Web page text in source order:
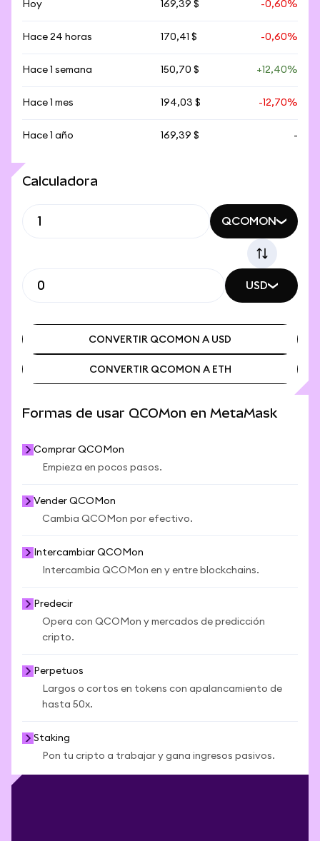
Hoy 169,39 $ -0,60%
Hace 24 horas 170,41 $ -0,60%
Hace 1 semana 150,70 $ +12,40%
Hace 1 mes 194,03 $ -12,70%
Hace 1 año 169,39 $ -
Calculadora
QCOMON
USD
CONVERTIR QCOMON A USD
CONVERTIR QCOMON A USD
CONVERTIR QCOMON A ETH
Formas de usar QCOMon en MetaMask
Comprar QCOMon
Empieza en pocos pasos.
Vender QCOMon
Cambia QCOMon por efectivo.
Intercambiar QCOMon
Intercambia QCOMon en y entre blockchains.
Predecir
Opera con QCOMon y mercados de predicción
cripto.
Perpetuos
Largos o cortos en tokens con apalancamiento de
hasta 50x.
Staking
Pon tu cripto a trabajar y gana ingresos pasivos.